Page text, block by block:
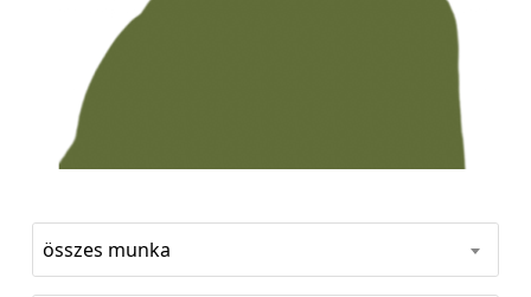
összes munka